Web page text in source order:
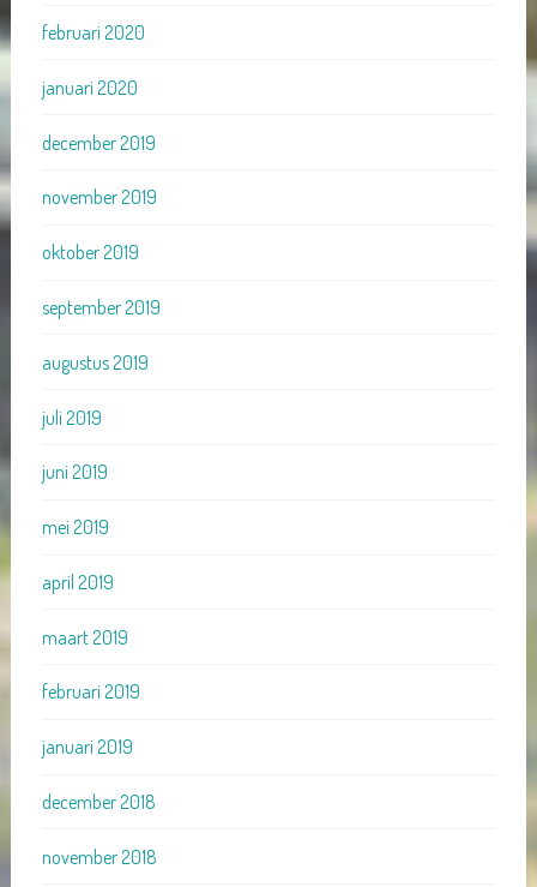
februari 2020
januari 2020
december 2019
november 2019
oktober 2019
september 2019
augustus 2019
juli 2019
juni 2019
mei 2019
april 2019
maart 2019
februari 2019
januari 2019
december 2018
november 2018